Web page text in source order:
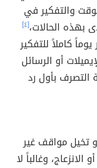
والتفكير في
بهذه الحالات،[٤]
كاملاً للتفكير
أو الرسائل
التصرف بأول رد
تخيل مواقف غير
وغالباً لا